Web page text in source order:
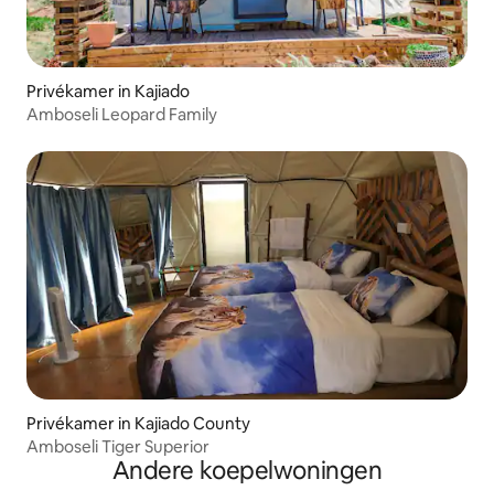
Privékamer in Kajiado
Amboseli Leopard Family
Privékamer in Kajiado County
Amboseli Tiger Superior
Andere koepelwoningen